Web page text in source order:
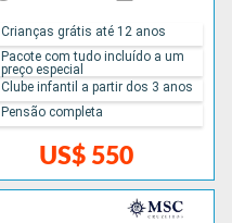
US$ 550
Crianças grátis até 12 anos
Pacote com tudo incluído a um
preço especial
Clube infantil a partir dos 3 anos
Pensão completa